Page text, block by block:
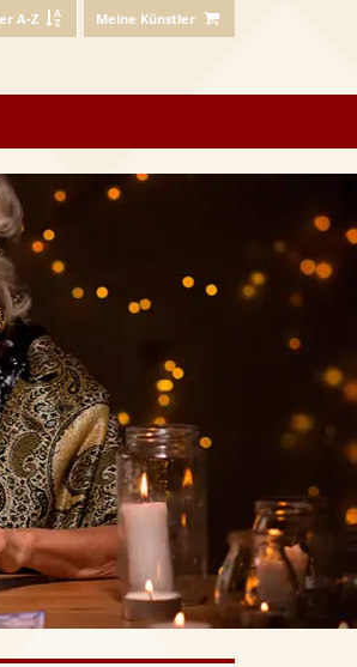
A-Z Meine Künstler